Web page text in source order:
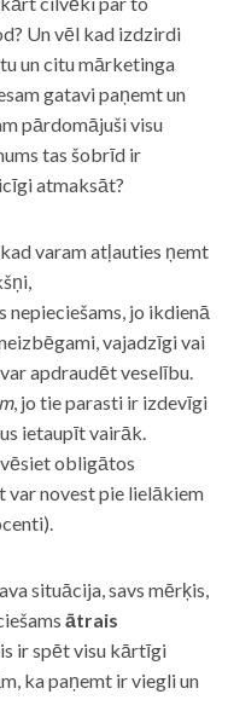
Un vēl kad izdzirdi
un citu mārketinga
gatavi paņemt un
pārdomājuši visu
tas šobrīd ir
atmaksāt?
varam atļauties ņemt
nepieciešams, jo ikdienā
vajadzīgi vai
apdraudēt veselību.
, jo tie parasti ir izdevīgi
ietaupīt vairāk.
obligātos
var novest pie lielākiem
situācija, savs mērķis,
ātrais
ir spēt visu kārtīgi
ka paņemt ir viegli un